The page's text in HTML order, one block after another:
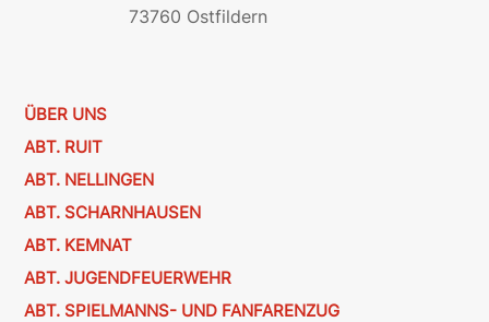
73760 Ostfildern
ÜBER UNS
ABT. RUIT
ABT. NELLINGEN
ABT. SCHARNHAUSEN
ABT. KEMNAT
ABT. JUGENDFEUERWEHR
ABT. SPIELMANNS- UND FANFARENZUG